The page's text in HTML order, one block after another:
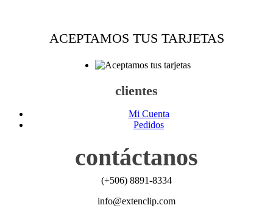
ACEPTAMOS TUS TARJETAS
clientes
Mi Cuenta
Pedidos
contáctanos
(+506) 8891-8334
info@extenclip.com